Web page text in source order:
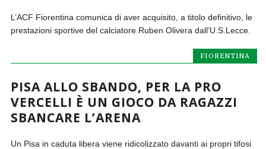
L’ACF Fiorentina comunica di aver acquisito, a titolo definitivo, le
prestazioni sportive del calciatore Ruben Olivera dall’U.S.Lecce.
FIORENTINA
PISA ALLO SBANDO, PER LA PRO
VERCELLI È UN GIOCO DA RAGAZZI
SBANCARE L’ARENA
Un Pisa in caduta libera viene ridicolizzato davanti ai propri tifosi